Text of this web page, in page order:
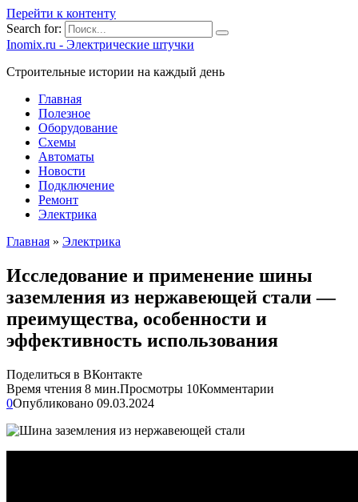
Перейти к контенту
Search for:
Inomix.ru - Электрические штучки
Cтроительные истории на каждый день
Главная
Полезное
Оборудование
Схемы
Автоматы
Новости
Подключение
Ремонт
Электрика
Главная » Электрика
Исследование и применение шины
заземления из нержавеющей стали —
преимущества, особенности и
эффективность использования
Поделиться в ВКонтакте
Время чтения 8 мин.Просмотры 10Комментарии
0Опубликовано 09.03.2024